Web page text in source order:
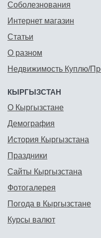
Соболезнования
Интернет магазин
Статьи
О разном
Недвижимость Куплю/
КЫРГЫЗСТАН
О Кыргызстане
Демография
История Кыргызстана
Праздники
Сайты Кыргызстана
Фотогалерея
Погода в Кыргызстане
Курсы валют